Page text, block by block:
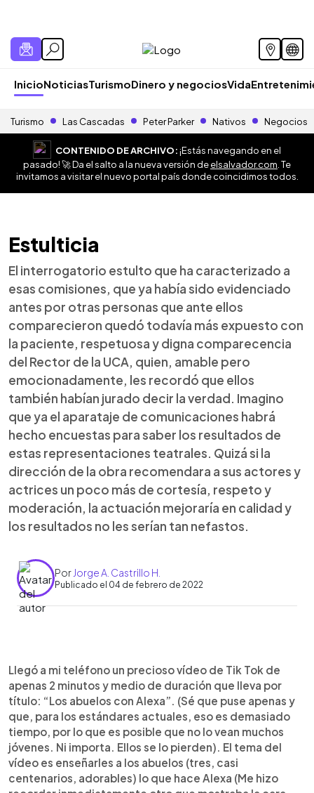
InicioNoticiasTurismoDinero y negociosVida
Turismo Las Cascadas Peter Parker Nativos Negocios
CONTENIDO DE ARCHIVO:¡Estás navegando en el
pasado! 🚀 Da el salto a la nueva versión deelsalvador.com . Te
invitamos a visitar el nuevo portal país donde coincidimos todos.
Estulticia
El interrogatorio estulto que ha caracterizado a
esas comisiones, que ya había sido evidenciado
antes por otras personas que ante ellos
comparecieron quedó todavía más expuesto con
la paciente, respetuosa y digna comparecencia
del Rector de la UCA, quien, amable pero
emocionadamente, les recordó que ellos
también habían jurado decir la verdad. Imagino
que ya el aparataje de comunicaciones habrá
hecho encuestas para saber los resultados de
estas representaciones teatrales. Quizá si la
dirección de la obra recomendara a sus actores y
actrices un poco más de cortesía, respeto y
moderación, la actuación mejoraría en calidad y
los resultados no les serían tan nefastos.
Por Jorge A. Castrillo H.
Publicado el 04 de febrero de 2022
Escuchar artículo
Llegó a mi teléfono un precioso vídeo de Tik Tok de
apenas 2 minutos y medio de duración que lleva por
título: “Los abuelos con Alexa”. (Sé que puse apenas y
que, para los estándares actuales, eso es demasiado
tiempo, por lo que es posible que no lo vean muchos
jóvenes. Ni importa. Ellos se lo pierden). El tema del
vídeo es enseñarles a los abuelos (tres, casi
centenarios, adorables) lo que hace Alexa (Me hizo